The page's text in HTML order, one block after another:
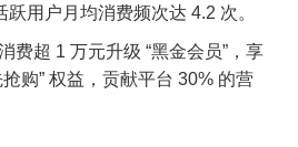
跃用户月均消费频次达 4.2 次。
消费超 1 万元升级 “黑金会员”，享
购” 权益，贡献平台 30% 的营